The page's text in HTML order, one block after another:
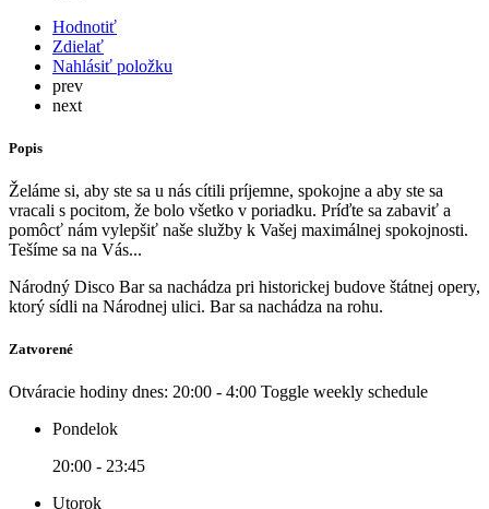
Hodnotiť
Zdielať
Nahlásiť položku
prev
next
Popis
Želáme si, aby ste sa u nás cítili príjemne, spokojne a aby ste sa
vracali s pocitom, že bolo všetko v poriadku. Príďte sa zabaviť a
pomôcť nám vylepšiť naše služby k Vašej maximálnej spokojnosti.
Tešíme sa na Vás...
Národný Disco Bar sa nachádza pri historickej budove štátnej opery,
ktorý sídli na Národnej ulici. Bar sa nachádza na rohu.
Zatvorené
Otváracie hodiny dnes: 20:00 - 4:00 Toggle weekly schedule
Pondelok
20:00 - 23:45
Utorok